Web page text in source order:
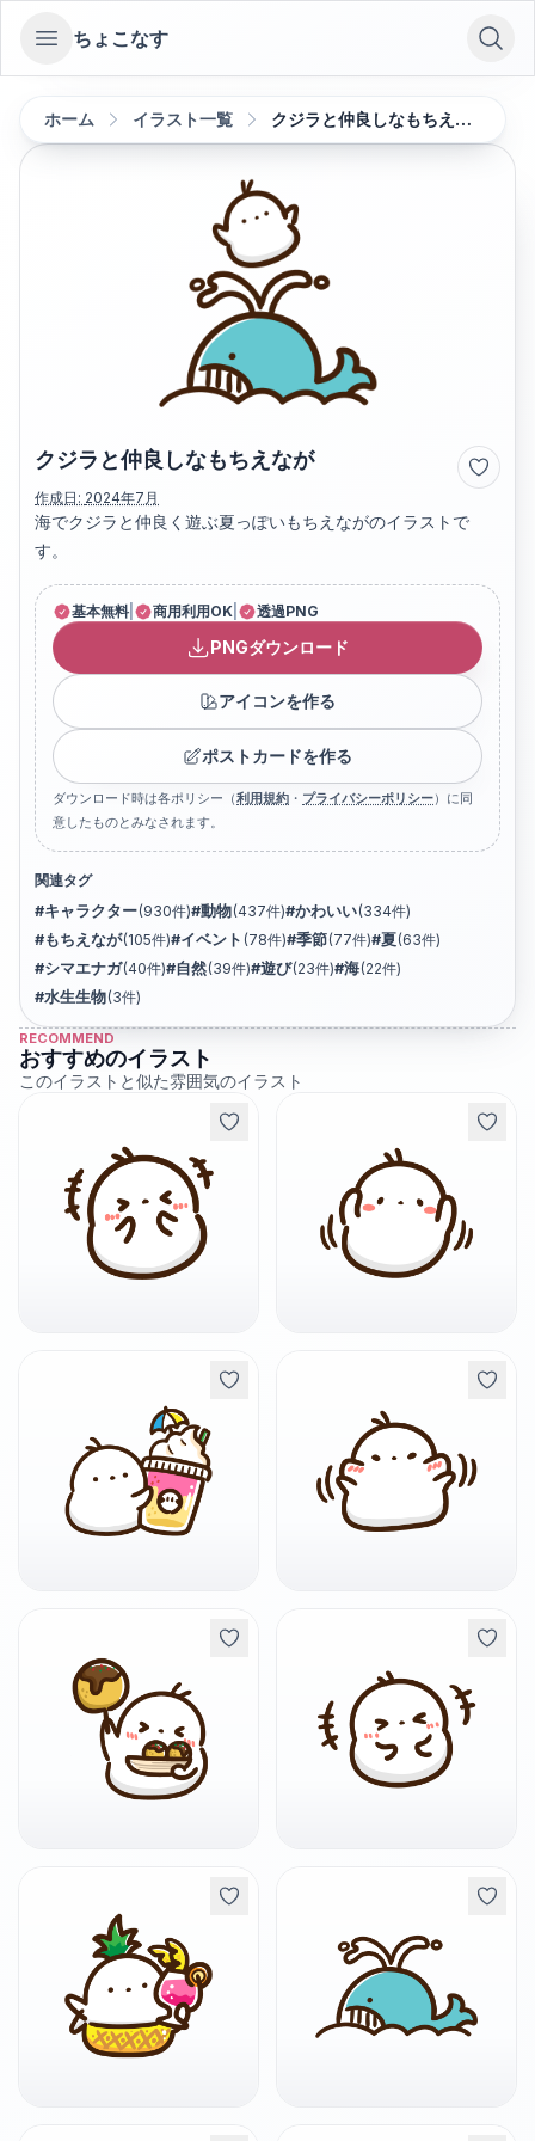
Open sidebar
ちょこなす
ホーム イラスト一覧 クジラと仲良しなもちえなが
クジラと仲良しなもちえなが
作成日: 2024年7月
海でクジラと仲良く遊ぶ夏っぽいもちえながのイラストで
す。
基本無料 商用利用OK 透過PNG
PNGダウンロード
アイコンを作る
ポストカードを作る
ダウンロード時は各ポリシー（利用規約 ・ プライバシーポリシー）に同
意したものとみなされます。
関連タグ
#キャラクター(930件)#動物(437件)#かわいい(334件)
#もちえなが(105件)#イベント (78件)#季節(77件)#夏(63件)
#シマエナガ(40件)#自然(39件)#遊び(23件)#海(22件)
#水生生物(3件)
RECOMMEND
おすすめのイラスト
このイラストと似た雰囲気のイラスト